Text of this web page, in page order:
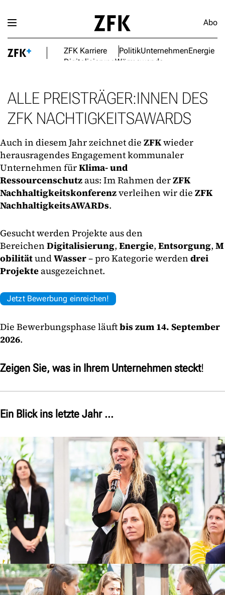
Abo
ZFK Karriere PolitikUnternehmenEnergie
DigitalisierungWärmewende
ALLE PREISTRÄGER:INNEN DES
ZFK NACHTIGKEITSAWARDS
Auch in diesem Jahr zeichnet die ZFKwieder
herausragendes Engagement kommunaler
Unternehmen fürKlima- und
Ressourcenschutzaus: Im Rahmen derZFK
Nachhaltigkeitskonferenzverleihen wir die ZFK
NachhaltigkeitsAWARDs.
Gesucht werden Projekte aus den
Bereichen Digitalisierung, Energie, Entsorgung, M
obilitätundWasser– pro Kategorie werden drei
Projekteausgezeichnet.
Jetzt Bewerbung einreichen!
Die Bewerbungsphase läuftbis zum 14. September
2026.
Zeigen Sie, was in Ihrem Unternehmen steckt!
Ein Blick ins letzte Jahr ...